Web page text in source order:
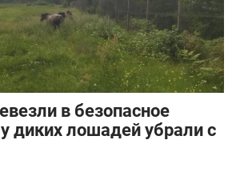
в безопасное
диких лошадей убрали с